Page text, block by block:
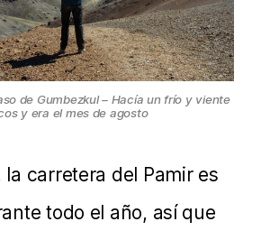
de Gumbezkul – Hacía un frío y viente
y era el mes de agosto
carretera del Pamir es
todo el año, así que